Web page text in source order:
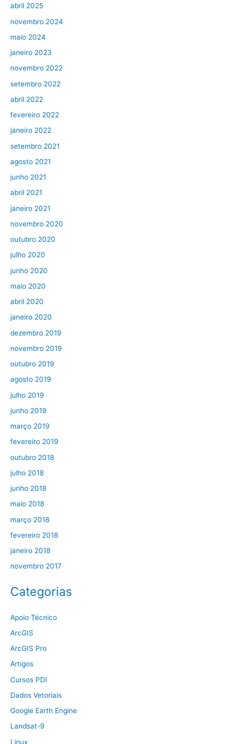
abril 2025
novembro 2024
maio 2024
janeiro 2023
novembro 2022
setembro 2022
abril 2022
fevereiro 2022
janeiro 2022
setembro 2021
agosto 2021
junho 2021
abril 2021
janeiro 2021
novembro 2020
outubro 2020
julho 2020
junho 2020
maio 2020
abril 2020
janeiro 2020
dezembro 2019
novembro 2019
outubro 2019
agosto 2019
julho 2019
junho 2019
março 2019
fevereiro 2019
outubro 2018
julho 2018
junho 2018
maio 2018
março 2018
fevereiro 2018
janeiro 2018
novembro 2017
Categorias
Apoio Técnico
ArcGIS
ArcGIS Pro
Artigos
Cursos PDI
Dados Vetoriais
Google Earth Engine
Landsat-9
Linux